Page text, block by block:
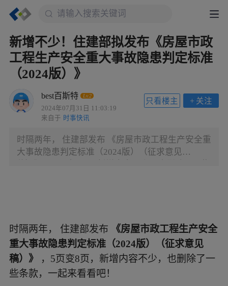
新增不少！住建部拟发布《房屋市政
工程生产安全重大事故隐患判定标准
（2024版）》
best百斯特 Lv.2
2024年07月31日 11:03:19
来自于 时事快讯
+ 关注
只看楼主
时隔两年， 住建部发布 《房屋市政工程生产安全重
大事故隐患判定标准（2024版）（征求意见
量，有效防范和遏制群死群伤事故发生，我部组织
编制了《房屋市政工程生产安全重大事故隐患判定
标准（2024版）（征求意见稿）》（见附件），现
向社会公开征求意见。有关单位或个人可于2024年
8月10日前，通过以下途径和方式提出反馈意见：
时隔两年， 住建部发布
《房屋市政工程生产安全
重大事故隐患判定标准（2024版）（征求意见
稿）》
，5页变8页，新增内容不少，也删除了一
些条款，一起来看看吧！